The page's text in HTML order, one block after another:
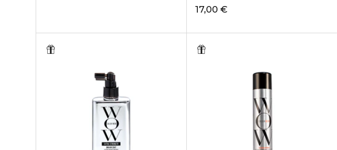
17,00 €